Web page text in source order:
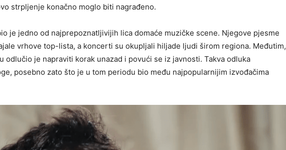
strpljenje konačno moglo biti nagrađeno.
je jedno od najprepoznatljivijih lica domaće muzičke scene. Njegove pjesme
vrhove top-lista, a koncerti su okupljali hiljade ljudi širom regiona. Međutim,
odlučio je napraviti korak unazad i povući se iz javnosti. Takva odluka
posebno zato što je u tom periodu bio među najpopularnijim izvođačima